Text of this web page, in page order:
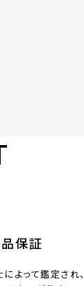
保証
よって鑑定され、